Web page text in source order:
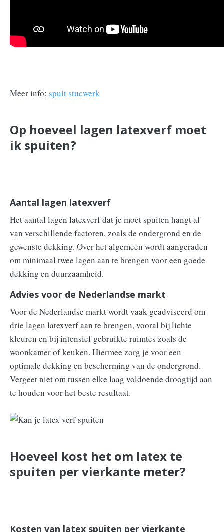
Meer info: spuit stucwerk
Op hoeveel lagen latexverf moet
ik spuiten?
Aantal lagen latexverf
Het aantal lagen latexverf dat je moet spuiten hangt af
van verschillende factoren, zoals de ondergrond en de
gewenste dekking. Over het algemeen wordt aangeraden
om minimaal twee lagen aan te brengen voor een goede
dekking en duurzaamheid.
Advies voor de Nederlandse markt
Voor de Nederlandse markt wordt vaak geadviseerd om
drie lagen latexverf aan te brengen, vooral bij lichte
kleuren en bij intensief gebruikte ruimtes zoals de
woonkamer of keuken. Hiermee zorg je voor een
optimale dekking en bescherming van de ondergrond.
Vergeet niet om tussen elke laag voldoende droogtijd aan
te houden voor het beste resultaat.
Hoeveel kost het om latex te
spuiten per vierkante meter?
Kosten van latex spuiten per vierkante